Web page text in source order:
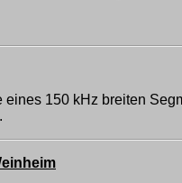
150 kHz breiten